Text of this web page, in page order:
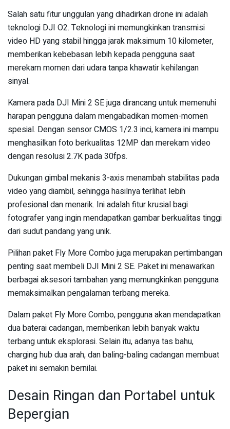
Salah satu fitur unggulan yang dihadirkan drone ini adalah
teknologi DJI O2. Teknologi ini memungkinkan transmisi
video HD yang stabil hingga jarak maksimum 10 kilometer,
memberikan kebebasan lebih kepada pengguna saat
merekam momen dari udara tanpa khawatir kehilangan
sinyal.
Kamera pada DJI Mini 2 SE juga dirancang untuk memenuhi
harapan pengguna dalam mengabadikan momen-momen
spesial. Dengan sensor CMOS 1/2.3 inci, kamera ini mampu
menghasilkan foto berkualitas 12MP dan merekam video
dengan resolusi 2.7K pada 30fps.
Dukungan gimbal mekanis 3-axis menambah stabilitas pada
video yang diambil, sehingga hasilnya terlihat lebih
profesional dan menarik. Ini adalah fitur krusial bagi
fotografer yang ingin mendapatkan gambar berkualitas tinggi
dari sudut pandang yang unik.
Pilihan paket Fly More Combo juga merupakan pertimbangan
penting saat membeli DJI Mini 2 SE. Paket ini menawarkan
berbagai aksesori tambahan yang memungkinkan pengguna
memaksimalkan pengalaman terbang mereka.
Dalam paket Fly More Combo, pengguna akan mendapatkan
dua baterai cadangan, memberikan lebih banyak waktu
terbang untuk eksplorasi. Selain itu, adanya tas bahu,
charging hub dua arah, dan baling-baling cadangan membuat
paket ini semakin bernilai.
Desain Ringan dan Portabel untuk
Bepergian